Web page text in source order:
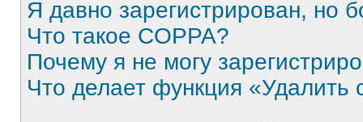
Я давно зарегистрирован, но
Что такое COPPA?
Почему я не могу
Что делает функция